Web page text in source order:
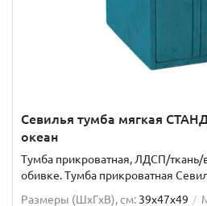
Севилья тумба мягкая
океан
Тумба прикроватная, ЛДСП/ткань/
обивке. Тумба прикроватная
Размеры (ШxГxВ), см: 39x47x49